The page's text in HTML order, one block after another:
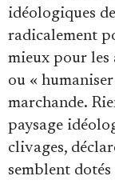
idéologiques
radicalement
mieux pour les
ou «
marchande.
paysage
clivages,
semblent